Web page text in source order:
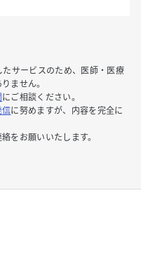
サービスのため、医師・医療
ません。
にご相談ください。
信に努めますが、内容を完全に
をお願いいたします。